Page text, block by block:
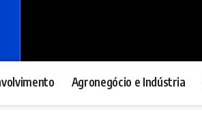
Agronegócio e Indústria